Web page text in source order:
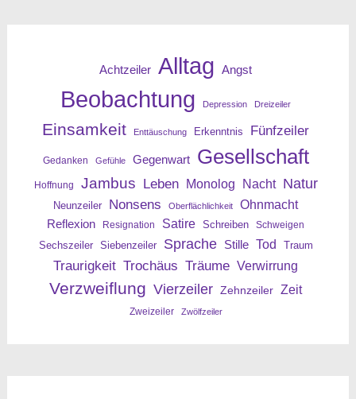
Achtzeiler Alltag Angst
Beobachtung Depression Dreizeiler
Einsamkeit Enttäuschung Erkenntnis Fünfzeiler
Gedanken Gefühle Gegenwart Gesellschaft
Hoffnung Jambus Leben Monolog Nacht Natur
Neunzeiler Nonsens Oberflächlichkeit
Ohnmacht
Reflexion
Resignation Satire Schreiben Schweigen
Sechszeiler Siebenzeiler Sprache Stille Tod Traum
Traurigkeit Trochäus Träume Verwirrung
Verzweiflung Vierzeiler Zehnzeiler Zeit
Zweizeiler Zwölfzeiler